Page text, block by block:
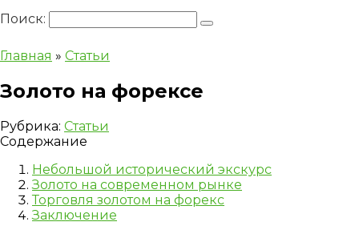
Поиск:
Главная » Статьи
Золото на форексе
Рубрика: Статьи
Содержание
Небольшой исторический экскурс
Золото на современном рынке
Торговля золотом на форекс
Заключение